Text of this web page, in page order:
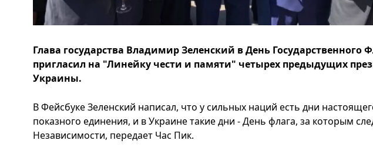
Глава государства Владимир Зеленский в День Государственного
пригласил на "Линейку чести и памяти" четырех предыдущих
Украины.
В Фейсбуке Зеленский написал, что у сильных наций есть дни
показного единения, и в Украине такие дни - День флага, за которым
Независимости, передает Час Пик.